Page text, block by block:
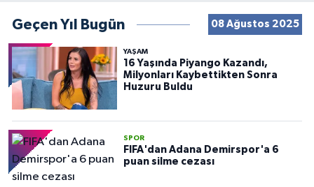
Geçen Yıl Bugün 08 Ağustos 2025
YAŞAM
16 Yaşında Piyango Kazandı,
Milyonları Kaybettikten Sonra
Huzuru Buldu
SPOR
FIFA'dan Adana Demirspor'a 6
puan silme cezası